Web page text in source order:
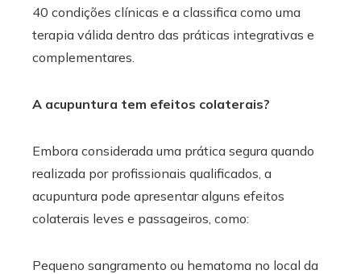
40 condições clínicas e a classifica como uma
terapia válida dentro das práticas integrativas e
complementares.
A acupuntura tem efeitos colaterais?
Embora considerada uma prática segura quando
realizada por profissionais qualificados, a
acupuntura pode apresentar alguns efeitos
colaterais leves e passageiros, como:
Pequeno sangramento ou hematoma no local da